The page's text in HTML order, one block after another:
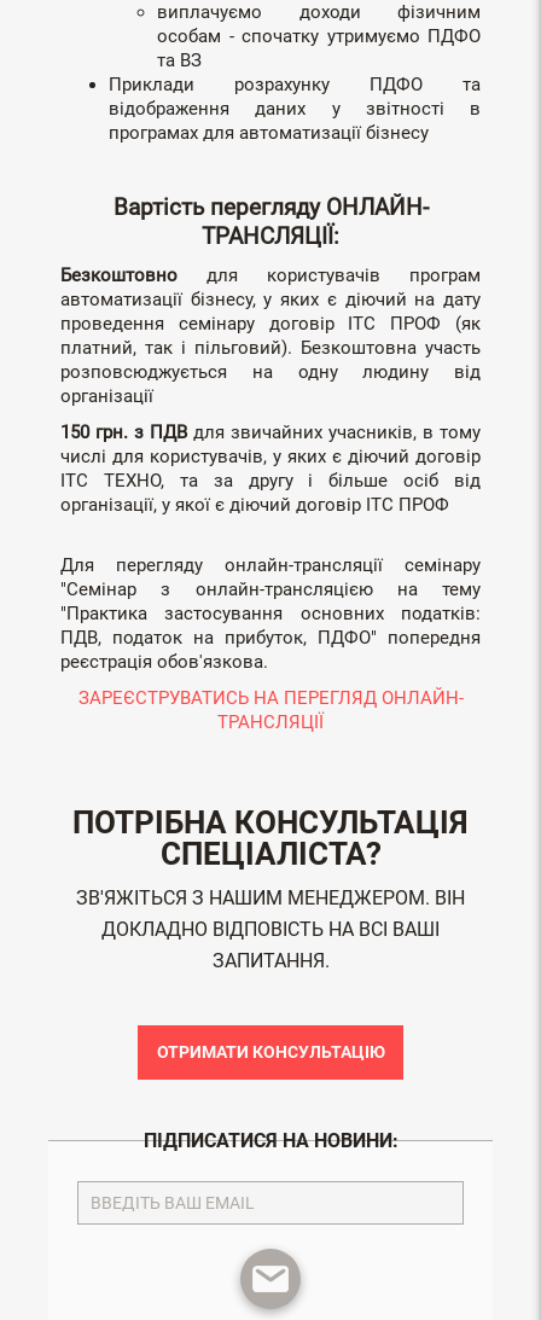
виплачуємо доходи фізичним
особам - спочатку утримуємо ПДФО
та ВЗ
Приклади розрахунку ПДФО та
відображення даних у звітності в
програмах для автоматизації бізнесу
Вартість перегляду ОНЛАЙН-
ТРАНСЛЯЦІЇ:
Безкоштовно для користувачів програм
автоматизації бізнесу, у яких є діючий на дату
проведення семінару договір ІТС ПРОФ (як
платний, так і пільговий). Безкоштовна участь
розповсюджується на одну людину від
організації
150 грн. з ПДВ для звичайних учасників, в тому
числі для користувачів, у яких є діючий договір
ІТС ТЕХНО, та за другу і більше осіб від
організації, у якої є діючий договір ІТС ПРОФ
Для перегляду онлайн-трансляції семінару
"Семінар з онлайн-трансляцією на тему
"Практика застосування основних податків:
ПДВ, податок на прибуток, ПДФО" попередня
реєстрація обов'язкова.
ЗАРЕЄСТРУВАТИСЬ НА ПЕРЕГЛЯД ОНЛАЙН-
ТРАНСЛЯЦІЇ
ПОТРІБНА КОНСУЛЬТАЦІЯ
СПЕЦІАЛІСТА?
ЗВ'ЯЖІТЬСЯ З НАШИМ МЕНЕДЖЕРОМ. ВІН
ДОКЛАДНО ВІДПОВІСТЬ НА ВСІ ВАШІ
ЗАПИТАННЯ.
ОТРИМАТИ КОНСУЛЬТАЦІЮ
ПІДПИСАТИСЯ НА НОВИНИ: